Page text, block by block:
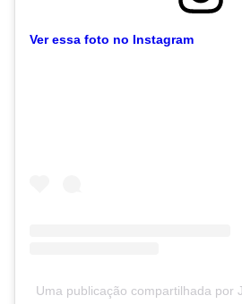
Ver essa foto no Instagram
Uma publicação compartilhada